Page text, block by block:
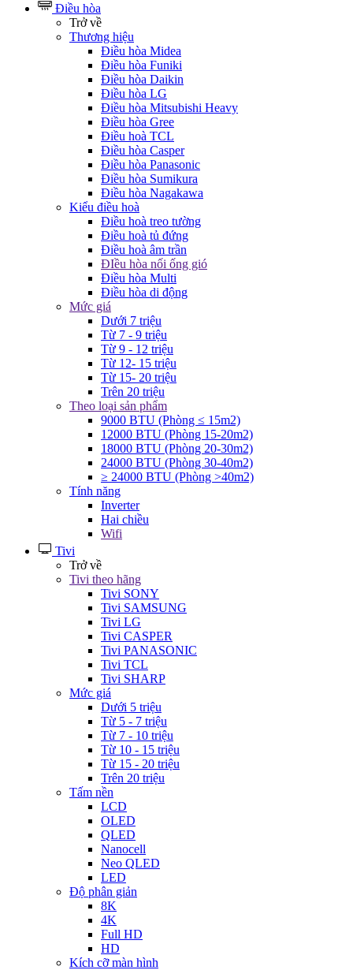
Điều hòa
Trở về
Thương hiệu
Điều hòa Midea
Điều hòa Funiki
Điều hòa Daikin
Điều hòa LG
Điều hòa Mitsubishi Heavy
Điều hòa Gree
Điều hoà TCL
Điều hòa Casper
Điều hòa Panasonic
Điều hòa Sumikura
Điều hòa Nagakawa
Kiểu điều hoà
Điều hoà treo tường
Điều hoà tủ đứng
Điều hoà âm trần
ĐIều hòa nối ống gió
Điều hòa Multi
Điều hòa di động
Mức giá
Dưới 7 triệu
Từ 7 - 9 triệu
Từ 9 - 12 triệu
Từ 12- 15 triệu
Từ 15- 20 triệu
Trên 20 triệu
Theo loại sản phẩm
9000 BTU (Phòng ≤ 15m2)
12000 BTU (Phòng 15-20m2)
18000 BTU (Phòng 20-30m2)
24000 BTU (Phòng 30-40m2)
≥ 24000 BTU (Phòng >40m2)
Tính năng
Inverter
Hai chiều
Wifi
Tivi
Trở về
Tivi theo hãng
Tivi SONY
Tivi SAMSUNG
Tivi LG
Tivi CASPER
Tivi PANASONIC
Tivi TCL
Tivi SHARP
Mức giá
Dưới 5 triệu
Từ 5 - 7 triệu
Từ 7 - 10 triệu
Từ 10 - 15 triệu
Từ 15 - 20 triệu
Trên 20 triệu
Tấm nền
LCD
OLED
QLED
Nanocell
Neo QLED
LED
Độ phân giản
8K
4K
Full HD
HD
Kích cỡ màn hình